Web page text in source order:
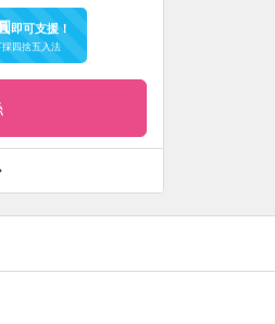
即可支援！
四捨五入法